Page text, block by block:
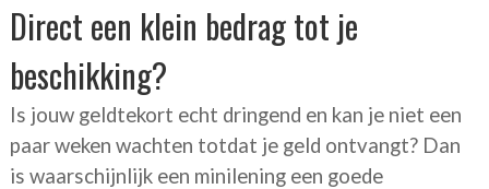
Direct een klein bedrag tot je
beschikking?
Is jouw geldtekort echt dringend en kan je niet een
paar weken wachten totdat je geld ontvangt? Dan
is waarschijnlijk een minilening een goede